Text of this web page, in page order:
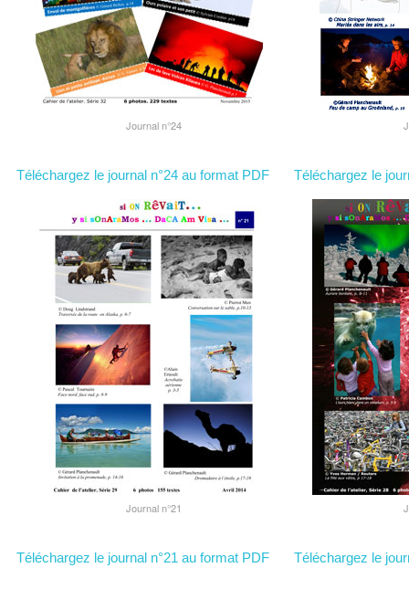
Journal n°24
Téléchargez le journal n°24 au format PDF Téléchargez le
Journal n°21
Téléchargez le journal n°21 au format PDF Téléchargez le